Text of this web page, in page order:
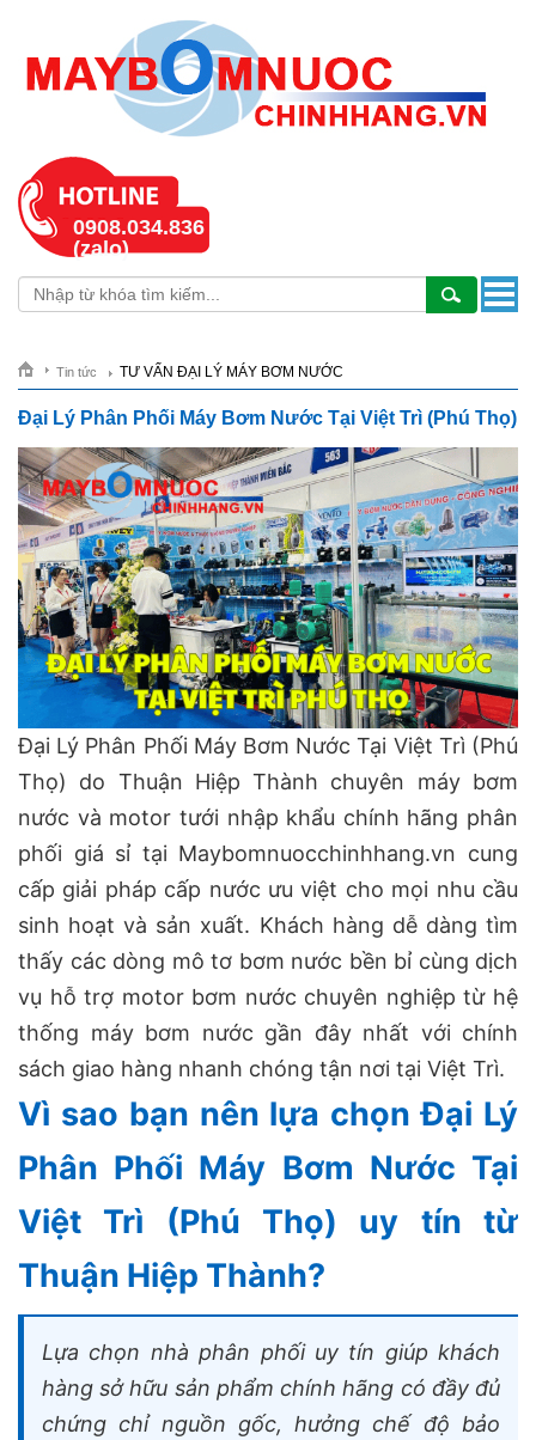
0908.034.836
(zalo)
Tin tức TƯ VẤN ĐẠI LÝ MÁY BƠM NƯỚC
Đại Lý Phân Phối Máy Bơm Nước Tại Việt Trì (Phú Thọ)
Đại Lý Phân Phối Máy Bơm Nước Tại Việt Trì (Phú
Thọ) do Thuận Hiệp Thành chuyên máy bơm
nước và motor tưới nhập khẩu chính hãng phân
phối giá sỉ tại Maybomnuocchinhhang.vn cung
cấp giải pháp cấp nước ưu việt cho mọi nhu cầu
sinh hoạt và sản xuất. Khách hàng dễ dàng tìm
thấy các dòng mô tơ bơm nước bền bỉ cùng dịch
vụ hỗ trợ motor bơm nước chuyên nghiệp từ hệ
thống máy bơm nước gần đây nhất với chính
sách giao hàng nhanh chóng tận nơi tại Việt Trì.
Vì sao bạn nên lựa chọn Đại Lý
Phân Phối Máy Bơm Nước Tại
Việt Trì (Phú Thọ) uy tín từ
Thuận Hiệp Thành?
Lựa chọn nhà phân phối uy tín giúp khách
hàng sở hữu sản phẩm chính hãng có đầy đủ
chứng chỉ nguồn gốc, hưởng chế độ bảo